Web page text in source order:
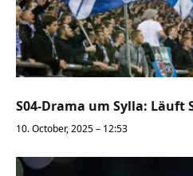
S04-Drama um Sylla: Läuft
10. October, 2025 – 12:53